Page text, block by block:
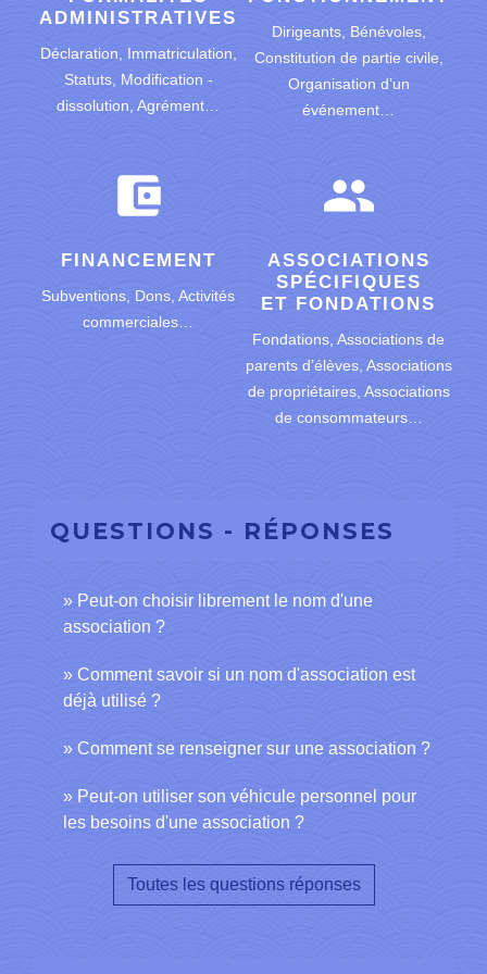
ADMINISTRATIVES
Déclaration, Immatriculation,
Statuts, Modification -
dissolution,Agrément…
Dirigeants, Bénévoles,
Constitution de partie civile,
Organisation d’un
événement…
account_balance_wallet
FINANCEMENT
Subventions, Dons,Activités
commerciales…
group
ASSOCIATIONS
SPÉCIFIQUES
ET FONDATIONS
Fondations,Associations de
parents d’élèves, Associations
de propriétaires, Associations
de consommateurs…
QUESTIONS - RÉPONSES
Peut-on choisir librement le nom d'une
association ?
Comment savoir si un nom d'association est
déjà utilisé ?
Comment se renseigner sur une association ?
Peut-on utiliser son véhicule personnel pour
les besoins d'une association ?
Toutes les questions réponses